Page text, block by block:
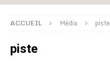
ACCUEIL Média piste
piste